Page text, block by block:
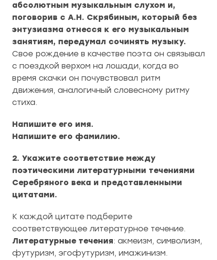
абсолютным музыкальным слухом и,
поговорив с А.Н. Скрябиным, который без
энтузиазма отнесся к его музыкальным
занятиям, передумал сочинять музыку.
Свое рождение в качестве поэта он связывал
с поездкой верхом на лошади, когда во
время скачки он почувствовал ритм
движения, аналогичный словесному ритму
стиха.
Напишите его имя.
Напишите его фамилию.
2. Укажите соответствие между
поэтическими литературными течениями
Серебряного века и представленными
цитатами.
К каждой цитате подберите
соответствующее литературное течение.
Литературные течения: акмеизм, символизм,
футуризм, эгофутуризм, имажинизм.